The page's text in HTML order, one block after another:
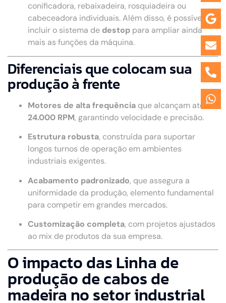
conificadora, rebaixadeira, rosquiadeira ou
cabeceadora individuais. Além disso, é possível
incluir o sistema de destop para ampliar ainda
mais as funções da máquina.
Diferenciais que colocam sua
produção à frente
Motores de alta frequência que alcançam até
24.000 RPM, garantindo velocidade e precisão.
Estrutura robusta, construída para suportar
longos turnos de operação em ambientes
industriais exigentes.
Acabamento padronizado, que assegura a
uniformidade da produção, elemento fundamental
para competir em grandes mercados.
Customização completa, com projetos ajustados
ao mix de produtos da sua empresa.
O impacto das Linha de
produção de cabos de
madeira no setor industrial